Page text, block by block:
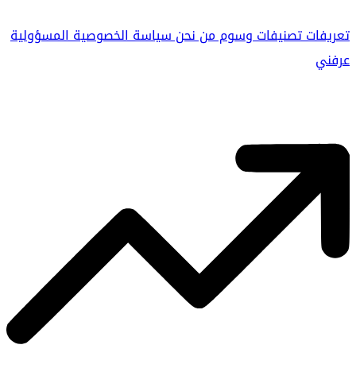
تعريفاتتصنيفاتوسوممن نحنسياسة الخصوصيةالمسؤولية
عرفني